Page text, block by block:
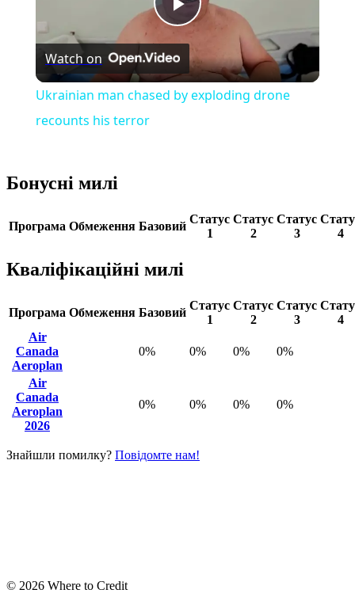
Play
Video
Watch on
Ukrainian man chased by exploding drone
recounts his terror
Бонусні милі
Програма Обмеження Базовий
Статус
1
Статус
2
Статус
3
4
Кваліфікаційні милі
Програма Обмеження Базовий
Статус
1
Статус
2
Статус
3
4
Air
Canada
Aeroplan
0% 0% 0% 0%
Air
Canada
Aeroplan
2026
0% 0% 0% 0%
Знайшли помилку? Повідомте нам!
© 2026 Where to Credit